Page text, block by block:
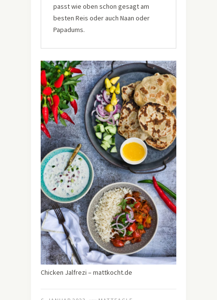
passt wie oben schon gesagt am
besten Reis oder auch Naan oder
Papadums.
Chicken Jalfrezi – mattkocht.de